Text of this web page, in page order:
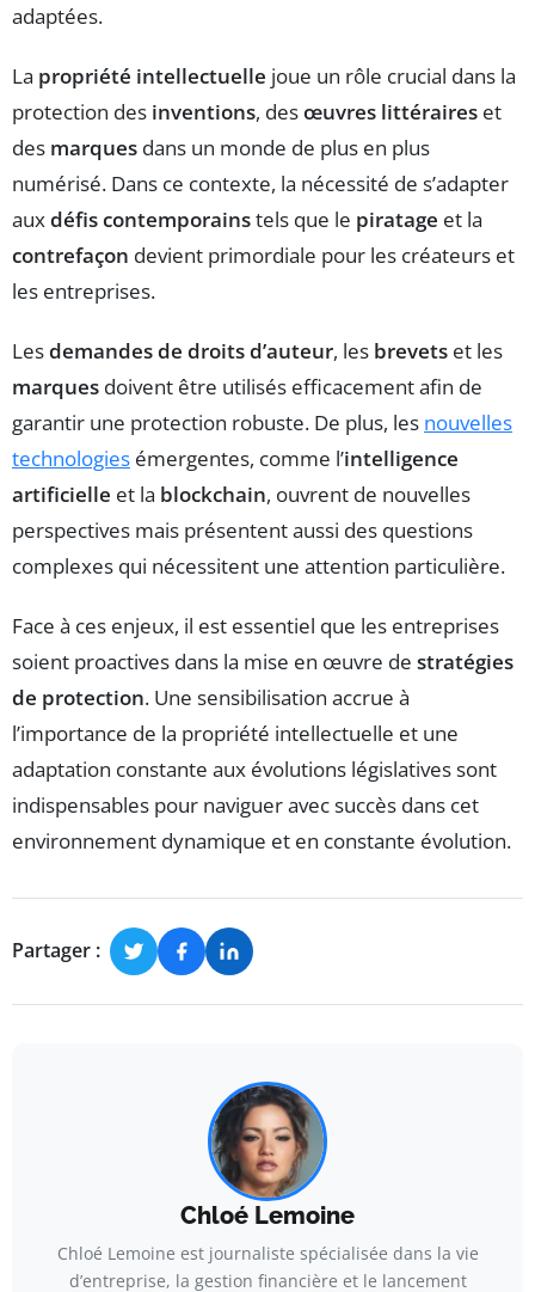
adaptées.
La propriété intellectuelle joue un rôle crucial dans la
protection des inventions, desœuvres littéraires et
des marques dans un monde de plus en plus
numérisé. Dans ce contexte, la nécessité de s’adapter
auxdéfis contemporainstels que le piratage et la
contrefaçon devient primordiale pour les créateurs et
les entreprises.
Lesdemandes de droits d’auteur, les brevets et les
marques doivent être utilisés efficacement afin de
garantir une protection robuste. De plus, les nouvelles
technologies émergentes, comme l’intelligence
artificielle et la blockchain, ouvrent de nouvelles
perspectives mais présentent aussi des questions
complexes qui nécessitent une attention particulière.
Face à ces enjeux, il est essentiel que les entreprises
soient proactives dans la mise en œuvre de stratégies
de protection. Une sensibilisation accrue à
l’importance de la propriété intellectuelle et une
adaptation constante aux évolutions législatives sont
indispensables pour naviguer avec succès dans cet
environnement dynamique et en constante évolution.
Partager :
Chloé Lemoine
Chloé Lemoine est journaliste spécialisée dans la vie
d’entreprise, la gestion financière et le lancement